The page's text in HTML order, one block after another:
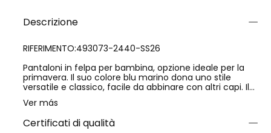
Descrizione
RIFERIMENTO:493073-2440-SS26
Pantaloni in felpa per bambina, opzione ideale per la
primavera. Il suo colore blu marino dona uno stile
versatile e classico, facile da abbinare con altri capi. Il
tessuto in felpa offre calore e comodità, perfetto per le
attività quotidiane. Progettato con una vita elastica,
assicura una vestibilità comoda e sicura. Disponibile in
taglie da 12 mesi a 14 anni, si adatta alla crescita della
Ver más
Certificati di qualità